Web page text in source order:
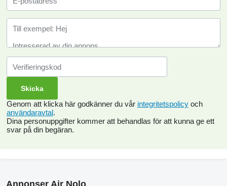
Genom att klicka här godkänner du vår integritetspolicy och
användaravtal.
Dina personuppgifter kommer att behandlas för att kunna ge ett
svar på din begäran.
Annonser Air Nolo